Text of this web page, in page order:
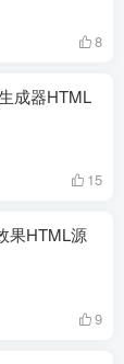
8
成器HTML
15
果HTML源
9